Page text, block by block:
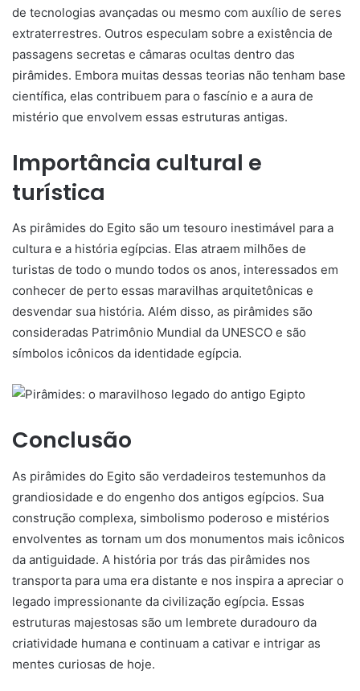
de tecnologias avançadas ou mesmo com auxílio de seres
extraterrestres. Outros especulam sobre a existência de
passagens secretas e câmaras ocultas dentro das
pirâmides. Embora muitas dessas teorias não tenham base
científica, elas contribuem para o fascínio e a aura de
mistério que envolvem essas estruturas antigas.
Importância cultural e
turística
As pirâmides do Egito são um tesouro inestimável para a
cultura e a história egípcias. Elas atraem milhões de
turistas de todo o mundo todos os anos, interessados em
conhecer de perto essas maravilhas arquitetônicas e
desvendar sua história. Além disso, as pirâmides são
consideradas Patrimônio Mundial da UNESCO e são
símbolos icônicos da identidade egípcia.
Conclusão
As pirâmides do Egito são verdadeiros testemunhos da
grandiosidade e do engenho dos antigos egípcios. Sua
construção complexa, simbolismo poderoso e mistérios
envolventes as tornam um dos monumentos mais icônicos
da antiguidade. A história por trás das pirâmides nos
transporta para uma era distante e nos inspira a apreciar o
legado impressionante da civilização egípcia. Essas
estruturas majestosas são um lembrete duradouro da
criatividade humana e continuam a cativar e intrigar as
mentes curiosas de hoje.